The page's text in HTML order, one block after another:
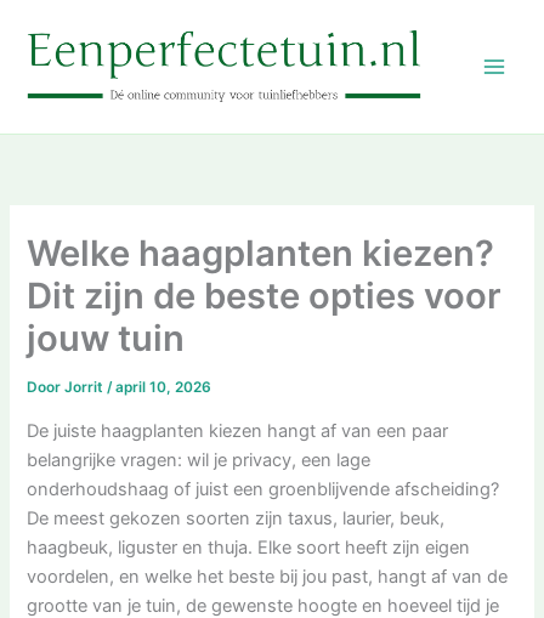
naar
inhoud
Welke haagplanten kiezen?
Dit zijn de beste opties voor
jouw tuin
DoorJorrit/april 10, 2026
De juiste haagplanten kiezen hangt af van een paar
belangrijke vragen: wil je privacy, een lage
onderhoudshaag of juist een groenblijvende afscheiding?
De meest gekozen soorten zijn taxus, laurier, beuk,
haagbeuk, liguster en thuja. Elke soort heeft zijn eigen
voordelen, en welke het beste bij jou past, hangt af van de
grootte van je tuin, de gewenste hoogte en hoeveel tijd je